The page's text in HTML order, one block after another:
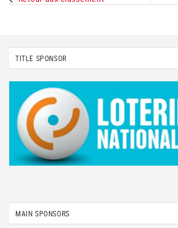
TITLE SPONSOR
MAIN SPONSORS